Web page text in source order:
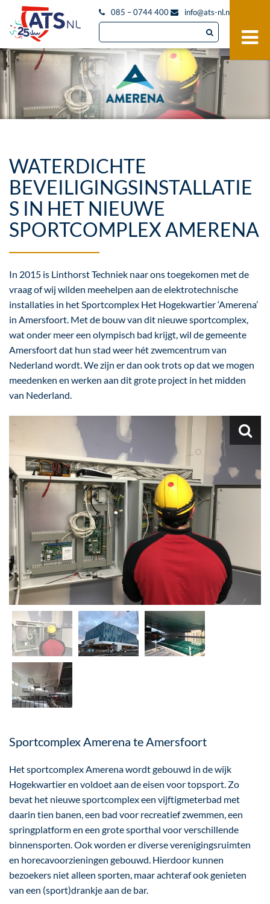
085 – 0744 400 info@ats-nl.nl
WATERDICHTE
BEVEILIGINGSINSTALLATIE
S IN HET NIEUWE
SPORTCOMPLEX AMERENA
In 2015 is Linthorst Techniek naar ons toegekomen met de
vraag of wij wilden meehelpen aan de elektrotechnische
installaties in het Sportcomplex Het Hogekwartier ‘Amerena’
in Amersfoort. Met de bouw van dit nieuwe sportcomplex,
wat onder meer een olympisch bad krijgt, wil de gemeente
Amersfoort dat hun stad weer hét zwemcentrum van
Nederland wordt. We zijn er dan ook trots op dat we mogen
meedenken en werken aan dit grote project in het midden
van Nederland.
Sportcomplex Amerena te Amersfoort
Het sportcomplex Amerena wordt gebouwd in de wijk
Hogekwartier en voldoet aan de eisen voor topsport. Zo
bevat het nieuwe sportcomplex een vijftigmeterbad met
daarin tien banen, een bad voor recreatief zwemmen, een
springplatform en een grote sporthal voor verschillende
binnensporten. Ook worden er diverse verenigingsruimten
en horecavoorzieningen gebouwd. Hierdoor kunnen
bezoekers niet alleen sporten, maar achteraf ook genieten
van een (sport)drankje aan de bar.